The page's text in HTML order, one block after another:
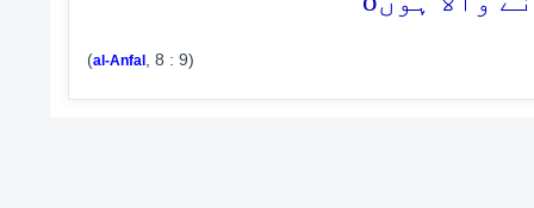
(al-Anfal, 8 : 9)